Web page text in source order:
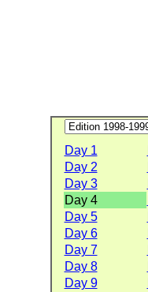
Day 1
Day 2
Day 3
Day 4
Day 5
Day 6
Day 7
Day 8
Day 9